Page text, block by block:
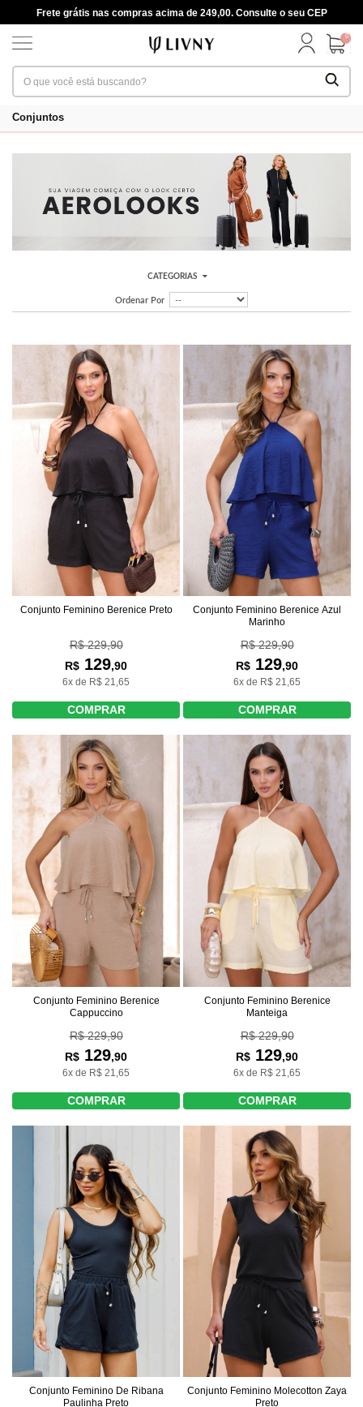
Frete grátis nas compras acima de 249,00. Consulte o seu CEP
0
Conjuntos
CATEGORIAS
Ordenar Por
Conjunto Feminino Berenice Preto
R$ 229,90
R$ 129,90
6x de R$ 21,65
COMPRAR
Conjunto Feminino Berenice Azul
Marinho
R$ 229,90
R$ 129,90
6x de R$ 21,65
COMPRAR
Conjunto Feminino Berenice
Cappuccino
R$ 229,90
R$ 129,90
6x de R$ 21,65
COMPRAR
Conjunto Feminino Berenice
Manteiga
R$ 229,90
R$ 129,90
6x de R$ 21,65
COMPRAR
Conjunto Feminino De Ribana
Paulinha Preto
Conjunto Feminino Molecotton Zaya
Preto